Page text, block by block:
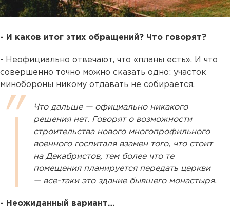
- И каков итог этих обращений? Что говорят?
- Неофициально отвечают, что «планы есть». И что
совершенно точно можно сказать одно: участок
минобороны никому отдавать не собирается.
Что дальше — официально никакого
решения нет. Говорят о возможности
строительства нового многопрофильного
военного госпиталя взамен того, что стоит
на Декабристов, тем более что те
помещения планируется передать церкви
— все-таки это здание бывшего монастыря.
- Неожиданный вариант…